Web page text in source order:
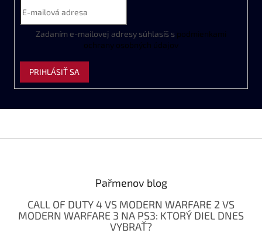
Zadaním e-mailovej adresy súhlasíš s podmienkami
ochrany osobných údajov
PRIHLÁSIŤ SA
Pařmenov blog
CALL OF DUTY 4 VS MODERN WARFARE 2 VS
MODERN WARFARE 3 NA PS3: KTORÝ DIEL DNES
VYBRAŤ?